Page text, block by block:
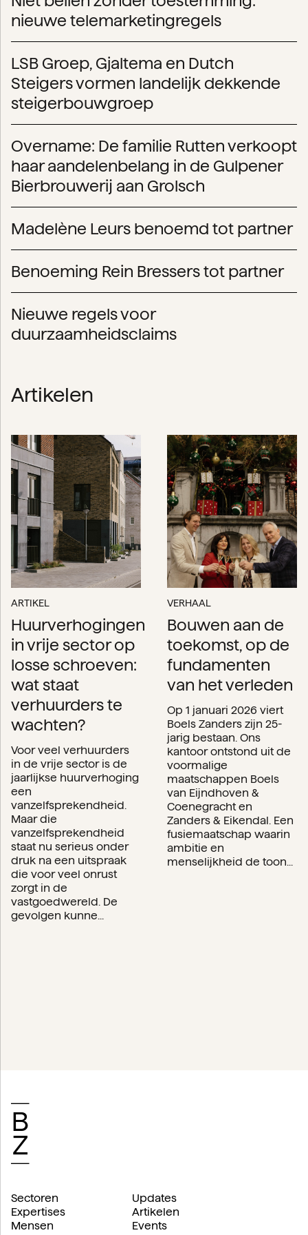
nieuwe telemarketingregels
LSB Groep, Gjaltema en Dutch
Steigers vormen landelijk dekkende
steigerbouwgroep
Overname: De familie Rutten verkoopt
haar aandelenbelang in de Gulpener
Bierbrouwerij aan Grolsch
Madelène Leurs benoemd tot partner
Benoeming Rein Bressers tot partner
Nieuwe regels voor
duurzaamheidsclaims
Artikelen
ARTIKEL
Huurverhogingen
in vrije sector op
losse schroeven:
wat staat
verhuurders te
wachten?
Voor veel verhuurders
in de vrije sector is de
jaarlijkse huurverhoging
een
vanzelfsprekendheid.
Maar die
vanzelfsprekendheid
staat nu serieus onder
druk na een uitspraak
die voor veel onrust
zorgt in de
vastgoedwereld. De
gevolgen kunne...
VERHAAL
Bouwen aan de
toekomst, op de
fundamenten
van het verleden
Op 1 januari 2026 viert
Boels Zanders zijn 25-
jarig bestaan. Ons
kantoor ontstond uit de
voormalige
maatschappen Boels
van Eijndhoven &
Coenegracht en
Zanders & Eikendal. Een
fusiemaatschap waarin
ambitie en
menselijkheid de toon...
Sectoren
Expertises
Mensen
Updates
Artikelen
Events